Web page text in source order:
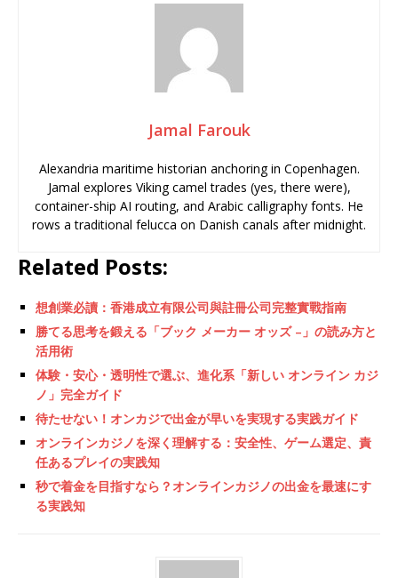
Jamal Farouk
Alexandria maritime historian anchoring in Copenhagen.
Jamal explores Viking camel trades (yes, there were),
container-ship AI routing, and Arabic calligraphy fonts. He
rows a traditional felucca on Danish canals after midnight.
Related Posts:
想創業必讀：香港成立有限公司與註冊公司完整實戰指南
勝てる思考を鍛える「ブック メーカー オッズ –」の読み方と
活用術
体験・安心・透明性で選ぶ、進化系「新しい オンライン カジ
ノ」完全ガイド
待たせない！オンカジで出金が早いを実現する実践ガイド
オンラインカジノを深く理解する：安全性、ゲーム選定、責
任あるプレイの実践知
秒で着金を目指すなら？オンラインカジノの出金を最速にす
る実践知